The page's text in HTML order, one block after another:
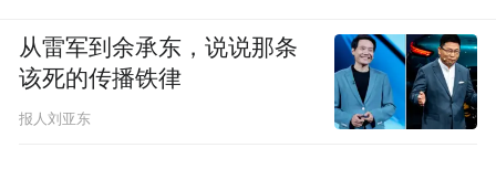
从雷军到余承东，说说那条
该死的传播铁律
报人刘亚东